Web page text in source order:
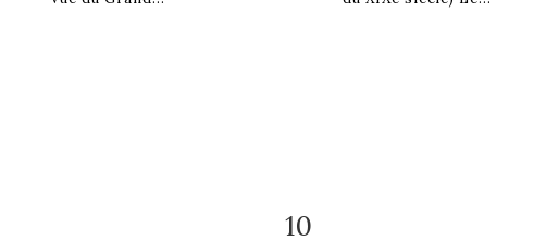
détaillée Fiche détaillée
10